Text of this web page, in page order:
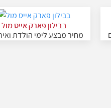
בבילון פארק אייס מול
מחיר מבצע לימי הולדת